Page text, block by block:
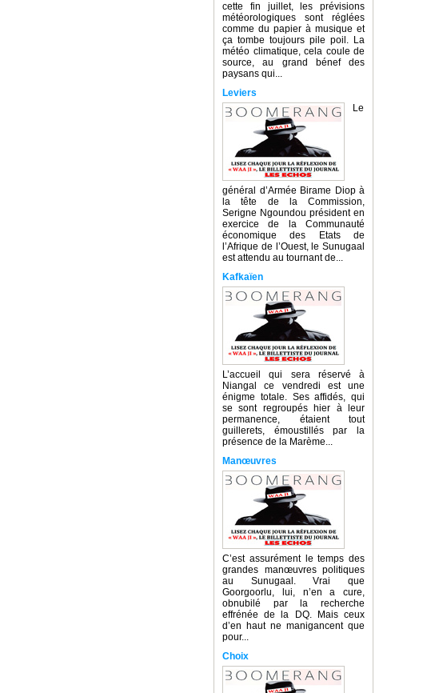
cette fin juillet, les prévisions
météorologiques sont réglées
comme du papier à musique et
ça tombe toujours pile poil. La
météo climatique, cela coule de
source, au grand bénef des
paysans qui...
Leviers
Le
général d’Armée Birame Diop à
la tête de la Commission,
Serigne Ngoundou président en
exercice de la Communauté
économique des Etats de
l’Afrique de l’Ouest, le Sunugaal
est attendu au tournant de...
Kafkaïen
L’accueil qui sera réservé à
Niangal ce vendredi est une
énigme totale. Ses affidés, qui
se sont regroupés hier à leur
permanence, étaient tout
guillerets, émoustillés par la
présence de la Marème...
Manœuvres
C’est assurément le temps des
grandes manœuvres politiques
au Sunugaal. Vrai que
Goorgoorlu, lui, n’en a cure,
obnubilé par la recherche
effrénée de la DQ. Mais ceux
d’en haut ne manigancent que
pour...
Choix